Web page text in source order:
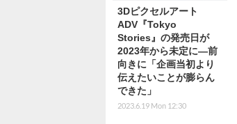
3Dピクセルアート
ADV『Tokyo
Stories』の発売日が
2023年から未定に―前
向きに「企画当初より
伝えたいことが膨らん
できた」
2023.6.19 Mon 12:30